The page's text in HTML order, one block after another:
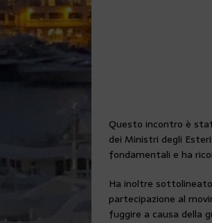
Questo incontro è
dei Ministri degli
fondamentali e ha
Ha inoltre
partecipazione al
fuggire a causa della